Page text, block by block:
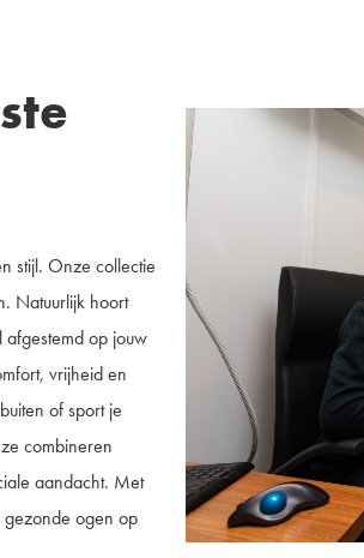
stijl. Onze collectie
Natuurlijk hoort
afgestemd op jouw
vrijheid en
of sport je
combineren
aandacht. Met
ogen op